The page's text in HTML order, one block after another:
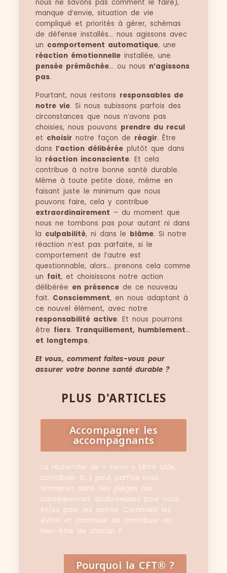
nous ne savons pas comment le faire),
manque d’envie, situation de vie
compliqué et priorités à gérer, schémas
de défense installés… nous agissons avec
un comportement automatique, une
réaction émotionnelleinstallée, une
pensée prémâchée… ou nous n’agissons
pas.
Pourtant, nous restons responsables de
notre vie. Si nous subissons parfois des
circonstances que nous n’avons pas
choisies, nous pouvons prendre du recul
et choisirnotre façon de réagir. Être
dans l’action délibéréeplutôt que dans
la réaction inconsciente. Et cela
contribue à notre bonne santé durable.
Même à toute petite dose, même en
faisant juste le minimum que nous
pouvons faire, cela y contribue
extraordinairement – du moment que
nous ne tombons pas pour autant ni dans
la culpabilité, ni dans le blâme. Si notre
réaction n’est pas parfaite, si le
comportement de l’autre est
questionnable, alors… prenons cela comme
un fait, et choisissons notre action
délibérée en présencede ce nouveau
fait. Consciemment, en nous adaptant à
ce nouvel élément, avec notre
responsabilité active. Et nous pourrons
être fiers. Tranquillement, humblement…
et longtemps.
Et vous, comment faites-vous pour
assurer votre bonne santé durable ?
PLUS D'ARTICLES
Accompagner les
accompagnants
La recherche de « servir » (être utile,
contribuer à…) peut parfois nous
emmener dans des pièges aux
conséquences douloureuses pour nous
et/ou pour les autres. Comment les
éviter et continuer de contribuer au
bien-être de chacun ?
Pourquoi la CFT® ?